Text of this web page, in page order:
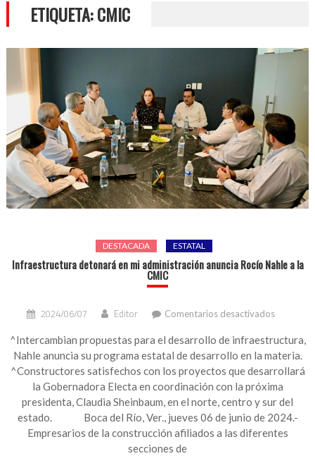
ETIQUETA:CMIC
DESTACADA ESTATAL
Infraestructura detonará en mi administración anuncia Rocío Nahle a la
CMIC
2024/06/07 Editor Comentarios desactivadosen
detonará
en
anuncia
Rocío
Nahle
a
^Intercambian propuestas para el desarrollo de infraestructura,
Nahle anuncia su programa estatal de desarrollo en la materia.
^Constructores satisfechos con los proyectos que desarrollará
la Gobernadora Electa en coordinación con la próxima
presidenta, Claudia Sheinbaum, en el norte, centro y sur del
estado. Boca del Río, Ver., jueves 06 de junio de 2024.-
Empresarios de la construcción afiliados a las diferentes
secciones de